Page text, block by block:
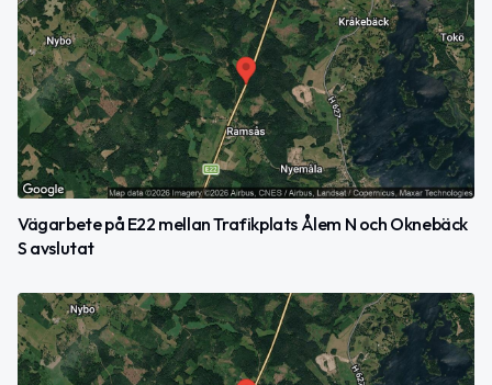
Vägarbete på E22 mellan Trafikplats Ålem N och Oknebäck
S avslutat